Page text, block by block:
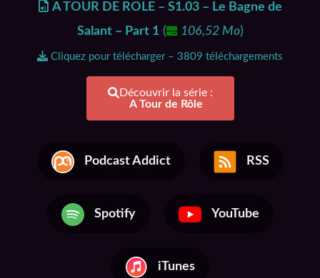
A TOUR DE ROLE – S1.03 – Le Bagne de
Salant – Part 1( 106,52 Mo)
Cliquez pour télécharger – 3809 téléchargements
Découvrir la série :
A Tour de Rôle
Podcast Addict RSS
Spotify YouTube
iTunes